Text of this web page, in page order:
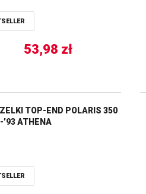
53,98 zł
TOP-END POLARIS 350
’93 ATHENA